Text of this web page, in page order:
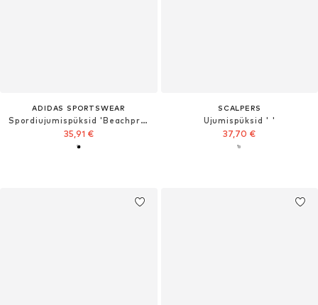
ADIDAS SPORTSWEAR
Spordiujumispüksid 'Beachpro'
35,91 €
SCALPERS
Ujumispüksid ' '
37,70 €